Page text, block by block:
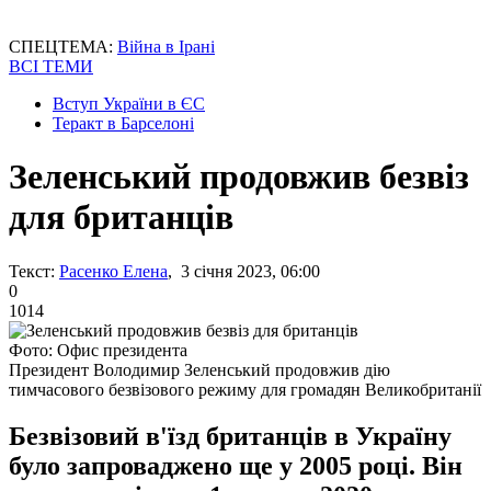
СПЕЦТЕМА: Війна в Ірані
ВСІ ТЕМИ
Вступ України в ЄС
Теракт в Барселоні
Зеленський продовжив безвіз
для британців
Текст: Расенко Елена, 3 січня 2023, 06:00
0
1014
Фото: Офис президента
Президент Володимир Зеленський продовжив дію
тимчасового безвізового режиму для громадян Великобританії
Безвізовий в'їзд британців в Україну
було запроваджено ще у 2005 році. Він